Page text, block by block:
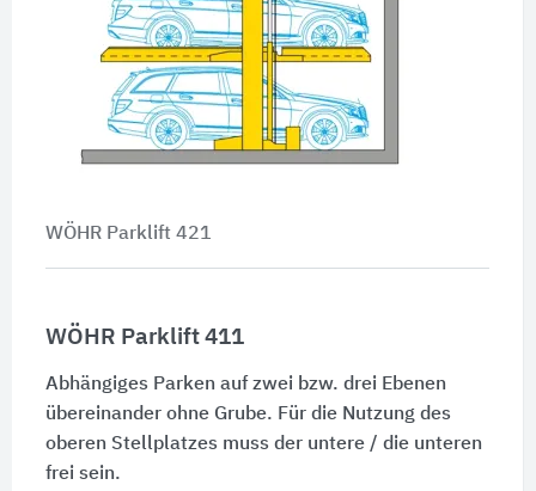
WÖHR Parklift 421
WÖHR Parklift 411
Abhängiges Parken auf zwei bzw. drei Ebenen
übereinander ohne Grube. Für die Nutzung des
oberen Stellplatzes muss der untere / die unteren
frei sein.